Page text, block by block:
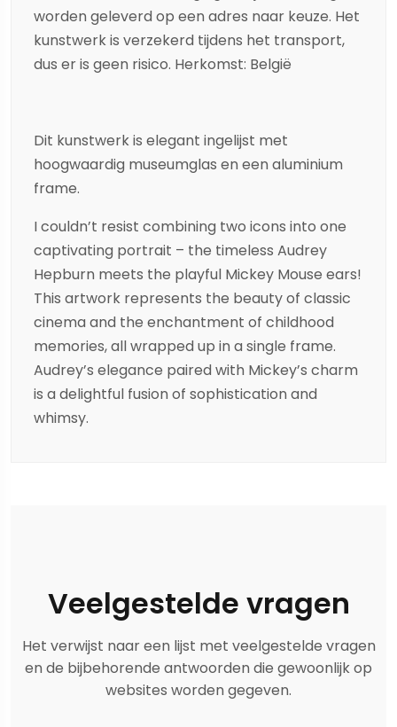
worden geleverd op een adres naar keuze. Het
kunstwerk is verzekerd tijdens het transport,
dus er is geen risico. Herkomst: België
Dit kunstwerk is elegant ingelijst met
hoogwaardig museumglas en een aluminium
frame.
I couldn’t resist combining two icons into one
captivating portrait – the timeless Audrey
Hepburn meets the playful Mickey Mouse ears!
This artwork represents the beauty of classic
cinema and the enchantment of childhood
memories, all wrapped up in a single frame.
Audrey’s elegance paired with Mickey’s charm
is a delightful fusion of sophistication and
whimsy.
Veelgestelde vragen
Het verwijst naar een lijst met veelgestelde vragen
en de bijbehorende antwoorden die gewoonlijk op
websites worden gegeven.